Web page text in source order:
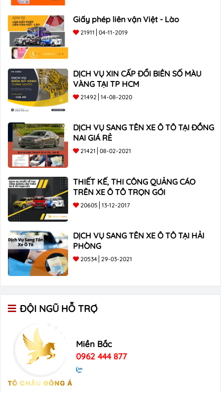
Giấy phép liên vận Việt - Lào
21911 04-11-2019
DỊCH VỤ XIN CẤP ĐỔI BIỂN SỐ MÀU
VÀNG TẠI TP HCM
21492 14-08-2020
DỊCH VỤ SANG TÊN XE Ô TÔ TẠI ĐỒNG
NAI GIÁ RẺ
21421 08-02-2021
THIẾT KẾ, THI CÔNG QUẢNG CÁO
TRÊN XE Ô TÔ TRỌN GÓI
20605 13-12-2017
DỊCH VỤ SANG TÊN XE Ô TÔ TẠI HẢI
PHÒNG
20534 29-03-2021
ĐỘI NGŨ HỖ TRỢ
Miền Bắc
0962 444 877